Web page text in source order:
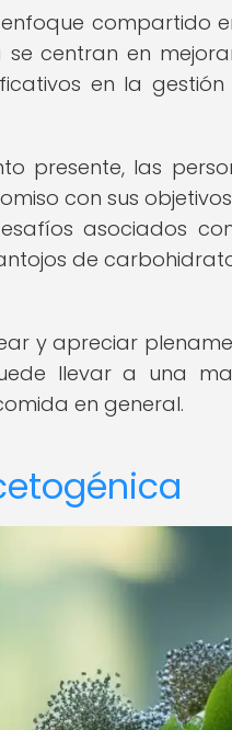
compartido
se centran en
en la gestión
presente, las
con sus
asociados
de
y apreciar
llevar a una
en general.